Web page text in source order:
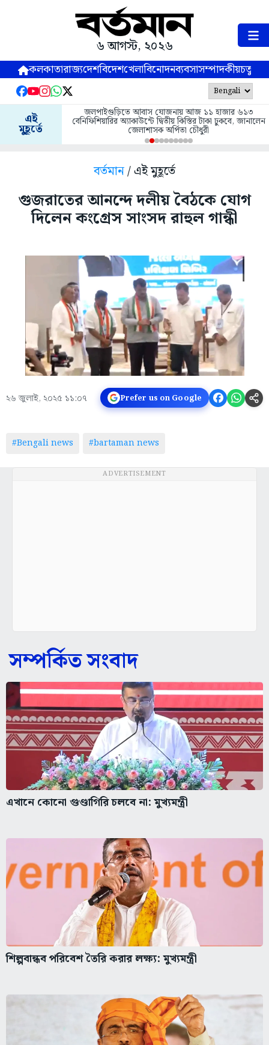
৬ আগস্ট, ২০২৬
কলকাতারাজ্যদেশবিদেশখেলাবিনোদনব্যবসাসম্পাদকীয়
এই
মুহূর্তে
জলপাইগুড়িতে আবাস যোজনায় আজ ১১ হাজার ৬১৩
বেনিফিশিয়ারির অ্যাকাউন্টে দ্বিতীয় কিস্তির টাকা ঢুকবে, জানালেন
জেলাশাসক অর্পিতা চৌধুরী
বর্তমান/ এই মুহূর্তে
গুজরাতের আনন্দে দলীয় বৈঠকে যোগ
দিলেন কংগ্রেস সাংসদ রাহুল গান্ধী
২৬ জুলাই, ২০২৫ ১১:০৭ Prefer us on Google
#Bengali news #bartaman news
ADVERTISEMENT
সম্পর্কিত সংবাদ
এখানে কোনো গুণ্ডাগিরি চলবে না: মুখ্যমন্ত্রী
শিল্পবান্ধব পরিবেশ তৈরি করার লক্ষ্য: মুখ্যমন্ত্রী